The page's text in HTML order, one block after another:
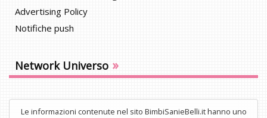
Advertising Policy
Notifiche push
Network Universo »
Le informazioni contenute nel sito BimbiSanieBelli.it hanno uno